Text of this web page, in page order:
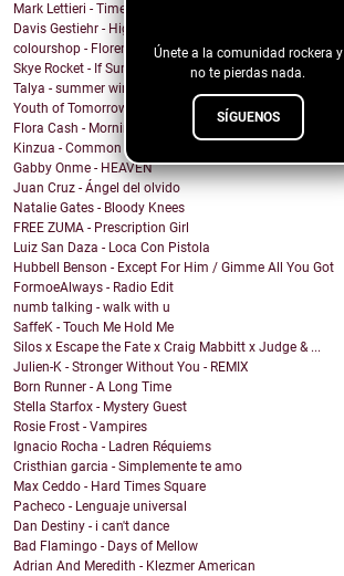
Únete a la comunidad rockera y
no te pierdas nada.
SÍGUENOS
Mark Lettieri - Time After Time (Cyndi Lauper Cover)
Davis Gestiehr - High
colourshop - Florence
Skye Rocket - If Summer Had A Daughter
Talya - summer wind
Youth of Tomorrow - Pleasure House Road
Flora Cash - Morning Comes
Kinzua - Common Fates
Gabby Onme - HEAVEN
Juan Cruz - Ángel del olvido
Natalie Gates - Bloody Knees
FREE ZUMA - Prescription Girl
Luiz San Daza - Loca Con Pistola
Hubbell Benson - Except For Him / Gimme All You Got
FormoeAlways - Radio Edit
numb talking - walk with u
SaffeK - Touch Me Hold Me
Silos x Escape the Fate x Craig Mabbitt x Judge & ...
Julien-K - Stronger Without You - REMIX
Born Runner - A Long Time
Stella Starfox - Mystery Guest
Rosie Frost - Vampires
Ignacio Rocha - Ladren Réquiems
Cristhian garcia - Simplemente te amo
Max Ceddo - Hard Times Square
Pacheco - Lenguaje universal
Dan Destiny - i can't dance
Bad Flamingo - Days of Mellow
Adrian And Meredith - Klezmer American